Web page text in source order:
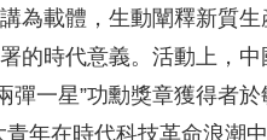
為載體，生動闡釋新質
的時代意義。活動上，
彈一星”功勳獎章獲得者
年在時代科技革命浪潮